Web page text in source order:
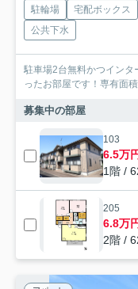
駐輪場 宅配ボックス
公共下水
駐車場2台無料かつイン
ったお部屋です！専有面
募集中の部屋
103
6.5万
1階 /
205
6.8万
2階 /